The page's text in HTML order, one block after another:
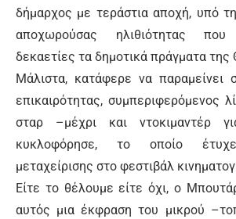
δήμαρχος με τεράστια αποχή, υπό
αποχωρούσας ηλιθιότητας
δεκαετίες τα δημοτικά πράγματα της
Μάλιστα, κατάφερε να παραμείνει
επικαιρότητας, συμπεριφερόμενος
σταρ –μέχρι και ντοκιμαντέρ
κυκλοφόρησε, το οποίο έτυχε
μεταχείρισης στο φεστιβάλ
Είτε το θέλουμε είτε όχι, ο
αυτός μια έκφραση του μικρού